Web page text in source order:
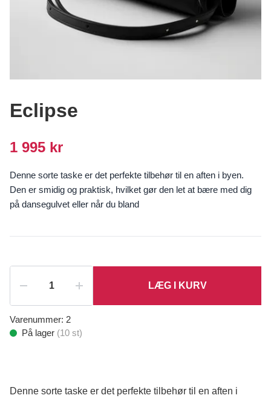
Eclipse
1 995 kr
Denne sorte taske er det perfekte tilbehør til en aften i byen.
Den er smidig og praktisk, hvilket gør den let at bære med dig
på dansegulvet eller når du bland
LÆG I KURV
Varenummer: 2
På lager (10 st)
Denne sorte taske er det perfekte tilbehør til en aften i